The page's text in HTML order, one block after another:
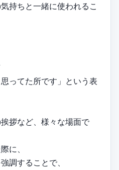
持ちと一緒に使われるこ
ってた所です」という表
拶など、様々な場面で
に、
調することで、